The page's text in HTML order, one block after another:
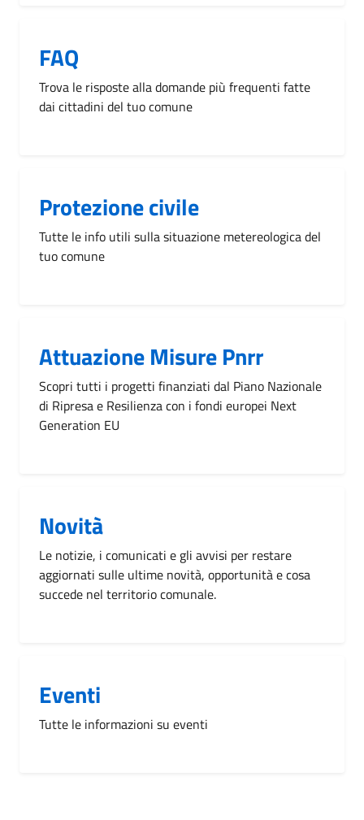
FAQ
Trova le risposte alla domande più frequenti fatte
dai cittadini del tuo comune
Protezione civile
Tutte le info utili sulla situazione metereologica del
tuo comune
Attuazione Misure Pnrr
Scopri tutti i progetti finanziati dal Piano Nazionale
di Ripresa e Resilienza con i fondi europei Next
Generation EU
Novità
Le notizie, i comunicati e gli avvisi per restare
aggiornati sulle ultime novità, opportunità e cosa
succede nel territorio comunale.
Eventi
Tutte le informazioni su eventi